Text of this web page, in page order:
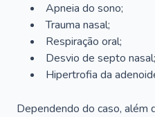
Apneia do sono;
Trauma nasal;
Respiração oral;
Desvio de septo nasal;
Hipertrofia da
Dependendo do caso, além